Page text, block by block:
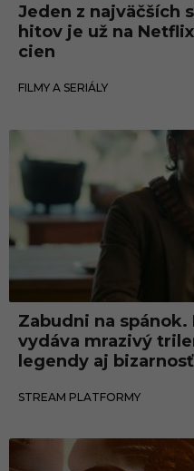
Jeden z najväčších
hitov je už na
cien
FILMY A SERIÁLY
Zabudni na
vydáva mrazivý
legendy aj
STREAM PLATFORMY
Nezaradené